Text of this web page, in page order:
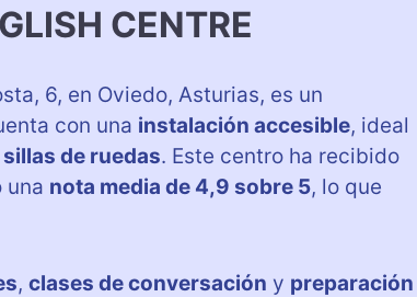
CENTRE
6, en Oviedo, Asturias, es un
con una instalación accesible, ideal
de ruedas. Este centro ha recibido
una nota media de 4,9 sobre 5, lo que
, clases de conversación y preparación